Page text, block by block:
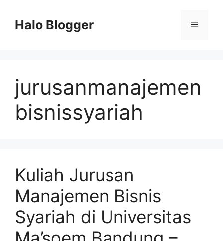
contentHalo Blogger Menu
jurusanmanajemen
bisnissyariah
Kuliah Jurusan
Manajemen Bisnis
Syariah di Universitas